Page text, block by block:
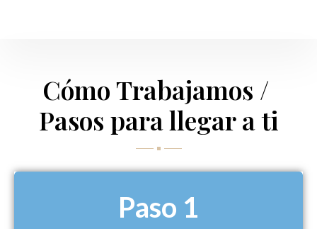
Cómo Trabajamos /
Pasos para llegar a ti
Paso 1